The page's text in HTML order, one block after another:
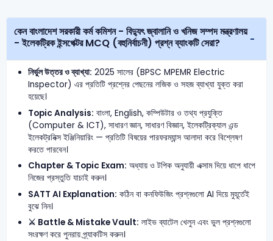
কেন বাংলাদেশ সরকারী কর্ম কমিশন - বিদ্যুৎ জ্বালানি ও খনিজ সম্পদ মন্ত্রণালয়
- ইলেকট্রিক ইন্সপেক্টর MCQ (বহুনির্বাচনী) প্রশ্ন ব্যাংকটি সেরা?
নির্ভুল উত্তর ও ব্যাখ্যা: 2025 সালের (BPSC MPEMR Electric
Inspector) এর প্রতিটি প্রশ্নের পেছনের লজিক ও সহজ ব্যাখ্যা যুক্ত করা
হয়েছে।
Topic Analysis: বাংলা, English, কম্পিউটার ও তথ্য প্রযুক্তি
(Computer & ICT), সাধারণ জ্ঞান, সাধারণ বিজ্ঞান, ইলেকট্রিক্যাল এন্ড
ইলেকট্রনিক্স ইঞ্জিনিয়ারিং — প্রতিটি বিষয়ের পারফরম্যান্স আলাদা করে বিশ্লেষণ
করতে পারবেন।
Chapter & Topic Exam: অধ্যায় ও টপিক অনুযায়ী এক্সাম দিয়ে ধাপে ধাপে
নিজের প্রস্তুতি যাচাই করুন।
SATT AI Explanation: কঠিন বা কনফিউজিং প্রশ্নগুলো AI দিয়ে মুহূর্তেই
বুঝে নিন।
⚔️ Battle & Mistake Vault: লাইভ ব্যাটেল খেলুন এবং ভুল প্রশ্নগুলো
সংরক্ষণ করে পুনরায় প্র্যাকটিস করুন।